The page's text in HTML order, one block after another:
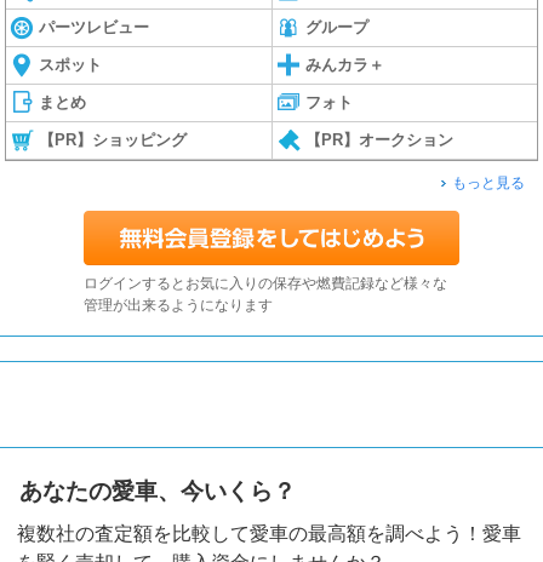
パーツレビュー グループ
スポット みんカラ＋
まとめ フォト
【PR】ショッピング 【PR】オークション
もっと見る
ログインするとお気に入りの保存や燃費記録など様々な
管理が出来るようになります
あなたの愛車、今いくら？
複数社の査定額を比較して愛車の最高額を調べよう！愛車